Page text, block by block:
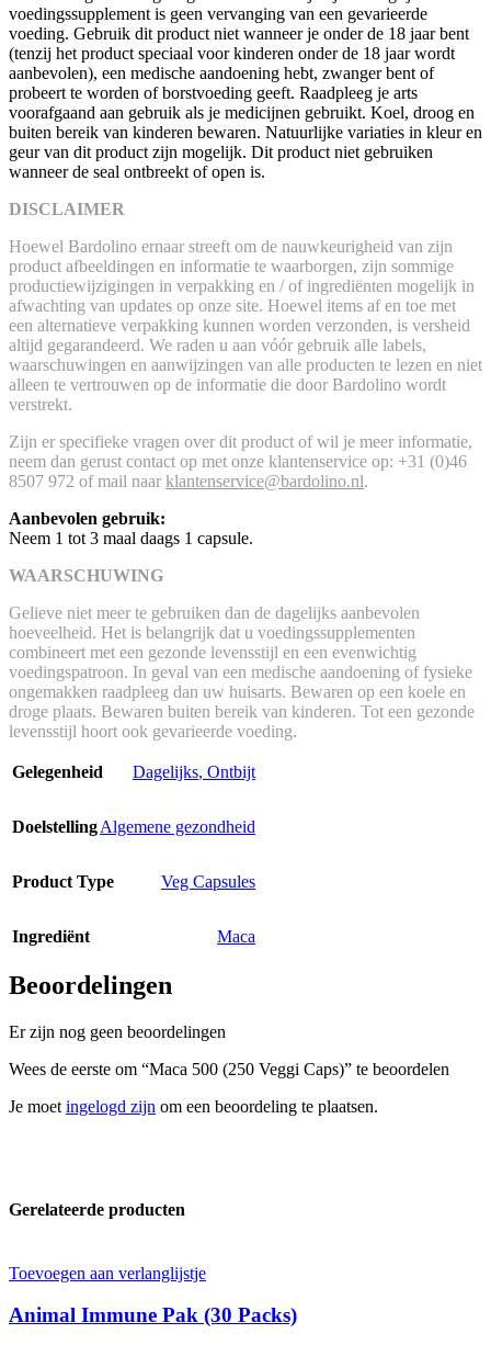
voedingssupplement is geen vervanging van een gevarieerde
voeding. Gebruik dit product niet wanneer je onder de 18 jaar bent
(tenzij het product speciaal voor kinderen onder de 18 jaar wordt
aanbevolen), een medische aandoening hebt, zwanger bent of
probeert te worden of borstvoeding geeft. Raadpleeg je arts
voorafgaand aan gebruik als je medicijnen gebruikt. Koel, droog en
buiten bereik van kinderen bewaren. Natuurlijke variaties in kleur en
geur van dit product zijn mogelijk. Dit product niet gebruiken
wanneer de seal ontbreekt of open is.
DISCLAIMER
Hoewel Bardolino ernaar streeft om de nauwkeurigheid van zijn
product afbeeldingen en informatie te waarborgen, zijn sommige
productiewijzigingen in verpakking en / of ingrediënten mogelijk in
afwachting van updates op onze site. Hoewel items af en toe met
een alternatieve verpakking kunnen worden verzonden, is versheid
altijd gegarandeerd. We raden u aan vóór gebruik alle labels,
waarschuwingen en aanwijzingen van alle producten te lezen en niet
alleen te vertrouwen op de informatie die door Bardolino wordt
verstrekt.
Zijn er specifieke vragen over dit product of wil je meer informatie,
neem dan gerust contact op met onze klantenservice op: +31 (0)46
8507 972 of mail naar klantenservice@bardolino.nl.
Aanbevolen gebruik:
Neem 1 tot 3 maal daags 1 capsule.
WAARSCHUWING
Gelieve niet meer te gebruiken dan de dagelijks aanbevolen
hoeveelheid. Het is belangrijk dat u voedingssupplementen
combineert met een gezonde levensstijl en een evenwichtig
voedingspatroon. In geval van een medische aandoening of fysieke
ongemakken raadpleeg dan uw huisarts. Bewaren op een koele en
droge plaats. Bewaren buiten bereik van kinderen. Tot een gezonde
levensstijl hoort ook gevarieerde voeding.
Gelegenheid Dagelijks, Ontbijt
DoelstellingAlgemene gezondheid
Product Type Veg Capsules
Ingrediënt Maca
Beoordelingen
Er zijn nog geen beoordelingen
Wees de eerste om “Maca 500 (250 Veggi Caps)” te beoordelen
Je moet ingelogd zijn om een beoordeling te plaatsen.
Gerelateerde producten
Toevoegen aan verlanglijstje
Animal Immune Pak (30 Packs)